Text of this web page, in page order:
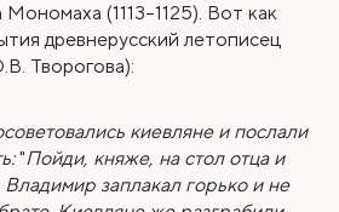
(1113–1125). Вот как
древнерусский летописец
Творогова):
киевляне и послали
"Пойди, княже, на стол отца и
Владимир заплакал горько и не